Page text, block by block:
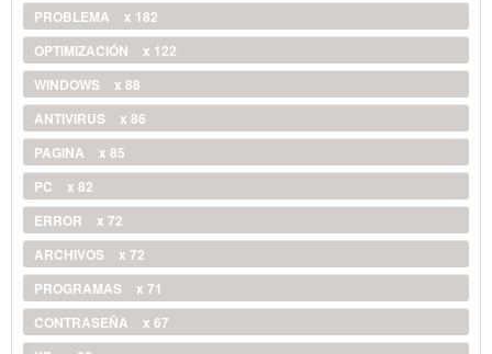
PROBLEMA
x 182
OPTIMIZACIÓN
x 122
WINDOWS
x 88
ANTIVIRUS
x 86
PAGINA
x 85
PC
x 82
ERROR
x 72
ARCHIVOS
x 72
PROGRAMAS
x 71
CONTRASEÑA
x 67